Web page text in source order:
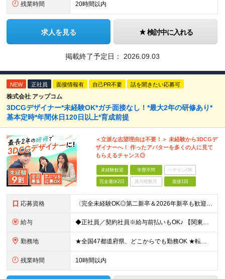
残業時間 20時間以内
求人を見る 検討中に入れる
掲載終了予定日： 2026.09.03
NEW 正社員 面接情報有 自己PR不要 話を聞きたい応募可
株式会社 アップコム
3DCGデザイナー*未経験OK*ガチ面接なし！*最大2年の研修あり*
基本定時*年間休日120日以上*育成前提
＜立派な志望理由は不要！＞ 未経験から3DCGデ
ザイナーへ！ 作ったアバターを多くの人に見て
もらえるチャンス◎
未経験歓迎 学歴不問 ベテランOK
完全週休2日 賞与複数月 面接1回
応募資格 〈完全未経験OK◎第二新卒＆2026年新卒も歓迎します！〉 ☆「VtubeやVRChatが気になる！」の志望動機でOK ☆社会人デビューOK／学歴・経歴不問 未経験スタート前提のポテンシャル採用。
給与 ◆正社員／契約社員※給与前払いもOK♪ 【関東（一都三県）】 月給25万円～ ※固定残業代（月20時間分／月3万2383円）を含む。超過分は別途支給。 ※試用期間中の給与は月給23万円～ 【関東（北
勤務地 ★全国47都道府県、どこからでも勤務OK ★転勤なし！腰を据えて活躍◎ ★マイカー通勤OK（拠点による） ★業務に慣れたら、ゆくゆくはリモート併用やフルリモートも可能 全国のお客様先にて勤務していた
残業時間 10時間以内